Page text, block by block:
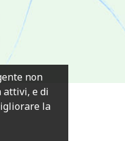
non
attivi, e di
la